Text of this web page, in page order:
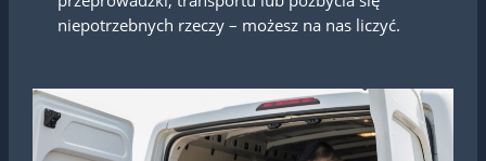
niepotrzebnych rzeczy – możesz na nas liczyć.